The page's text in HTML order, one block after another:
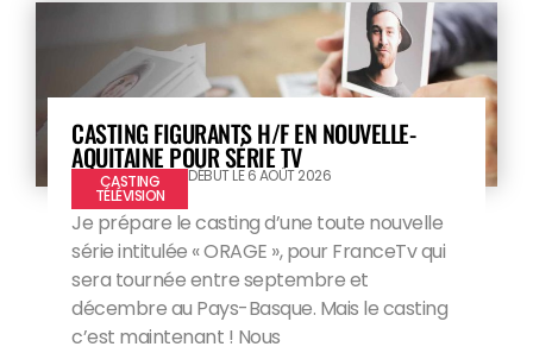
CASTING FIGURANTS H/F EN NOUVELLE-
AQUITAINE POUR SÉRIE TV
CASTING
TÉLÉVISION
DÉBUT LE 6 AOÛT 2026
Je prépare le casting d’une toute nouvelle
série intitulée « ORAGE », pour FranceTv qui
sera tournée entre septembre et
décembre au Pays-Basque. Mais le casting
c’est maintenant ! Nous